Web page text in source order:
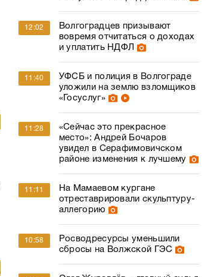
12:02
Волгоградцев призывают
вовремя отчитаться о доходах
и уплатить НДФЛ
11:40
УФСБ и полиция в Волгограде
уложили на землю взломщиков
«Госуслуг»
11:28
«Сейчас это прекрасное
место»: Андрей Бочаров
увидел в Серафимовичском
районе изменения к лучшему
11:11
На Мамаевом кургане
отреставрировали скульптуру-
аллегорию
10:58
Росводресурсы уменьшили
сбросы на Волжской ГЭС